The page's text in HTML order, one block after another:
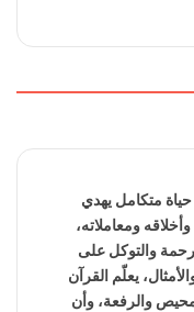
متكامل يهدي
ومعاملاته،
والتوكل على
يعلّم القرآن
والرفعة، وأن